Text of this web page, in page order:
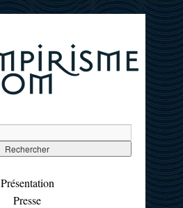
Présentation
Presse